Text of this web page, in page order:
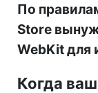
По
Store
WebKit для
Когда